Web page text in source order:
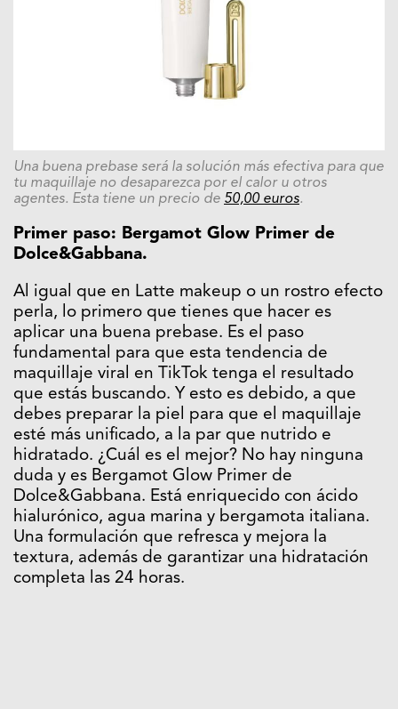
Una buena prebase será la solución más efectiva para que
tu maquillaje no desaparezca por el calor u otros
agentes. Esta tiene un precio de 50,00 euros.
Primer paso: Bergamot Glow Primer de
Dolce&Gabbana.
Al igual que en Latte makeup o un rostro efecto
perla, lo primero que tienes que hacer es
aplicar una buena prebase. Es el paso
fundamental para que esta tendencia de
maquillaje viral en TikTok tenga el resultado
que estás buscando. Y esto es debido, a que
debes preparar la piel para que el maquillaje
esté más unificado, a la par que nutrido e
hidratado. ¿Cuál es el mejor? No hay ninguna
duda y es Bergamot Glow Primer de
Dolce&Gabbana. Está enriquecido con ácido
hialurónico, agua marina y bergamota italiana.
Una formulación que refresca y mejora la
textura, además de garantizar una hidratación
completa las 24 horas.